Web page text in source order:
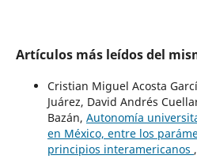
Artículos más leídos del
Cristian Miguel Acosta
Juárez, David Andrés
Bazán, Autonomía
en México, entre los
principios interamericanos ,